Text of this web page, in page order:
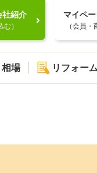
社紹介
む）
マイペ
（会員・
相場 リフォー